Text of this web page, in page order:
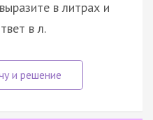
в литрах и
в л.